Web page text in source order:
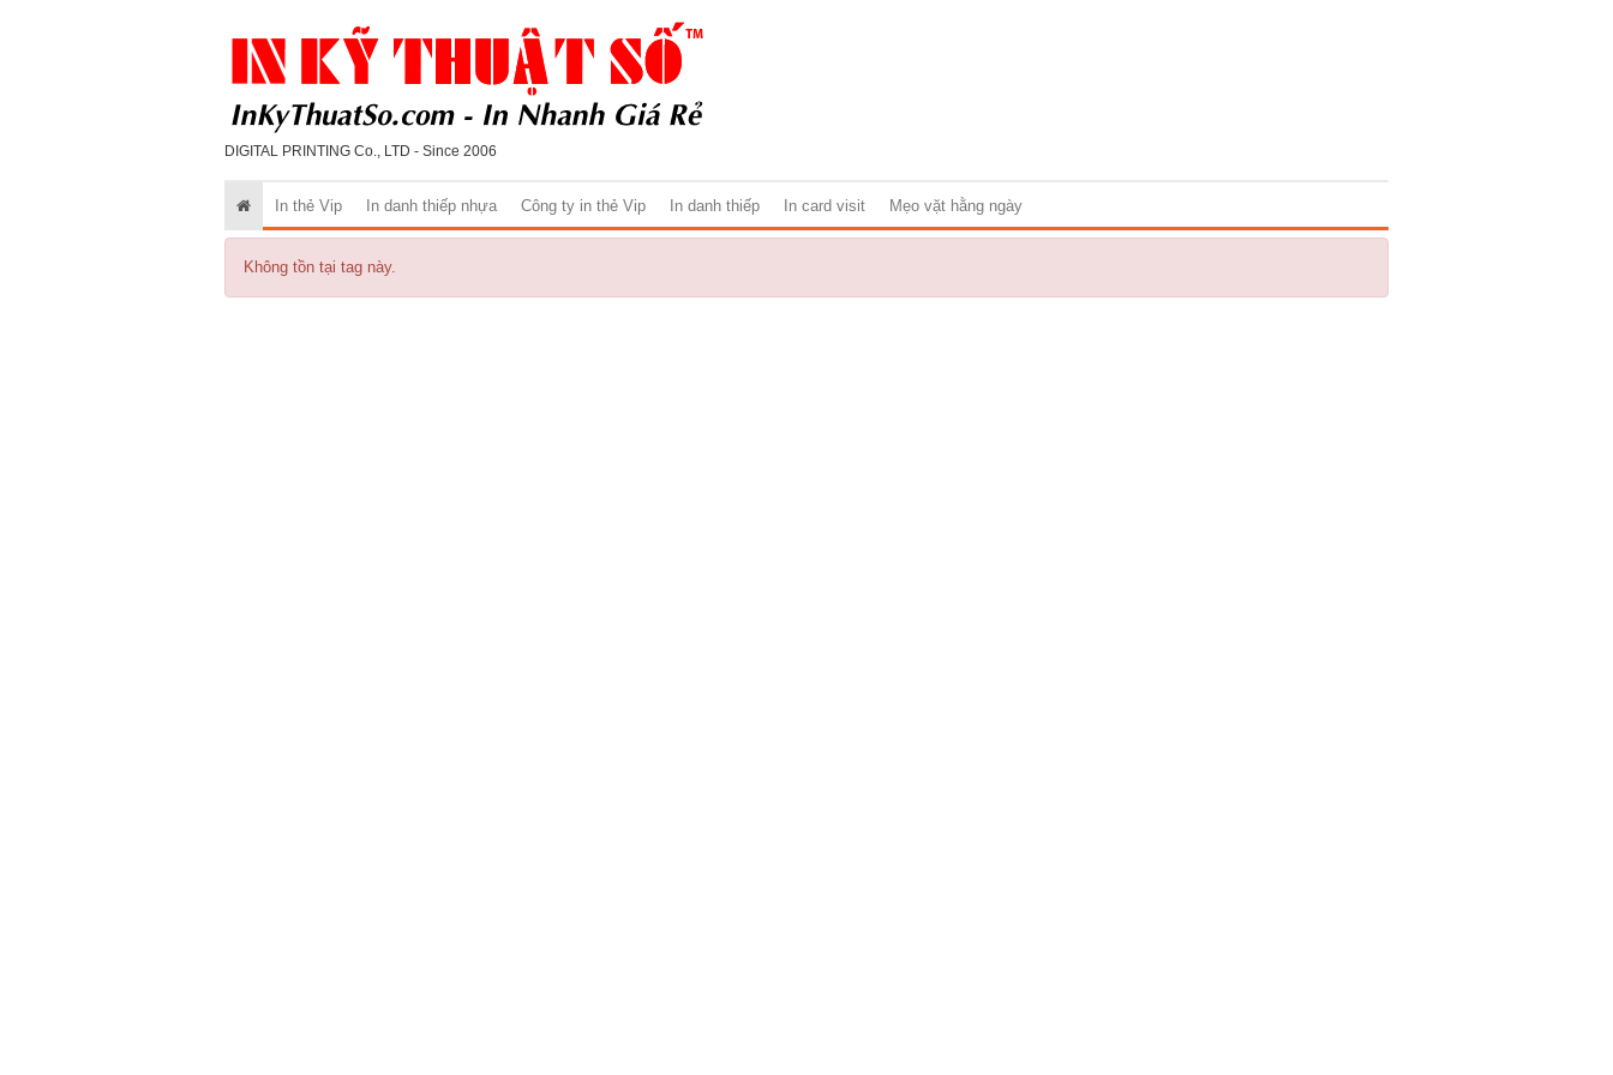
DIGITAL PRINTING Co., LTD - Since 2006
In thẻ Vip In danh thiếp nhựa Công ty in thẻ Vip In danh thiếp In card visit Mẹo vặt hằng ngày
Không tồn tại tag này.